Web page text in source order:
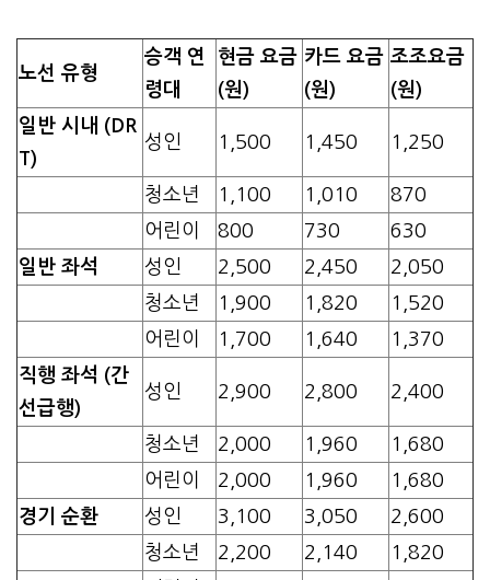
노선 유형
승객 연
령대
현금 요금
(원)
카드 요금
(원)
조조요금
(원)
일반 시내 (DR
T)
성인 1,500 1,450 1,250
청소년 1,100 1,010
870
어린이
800 730
630
일반 좌석
성인 2,500 2,450
2,050
청소년
1,900 1,820
1,520
어린이
1,700 1,640
1,370
직행 좌석 (간
선급행)
성인 2,900 2,800 2,400
청소년 2,000 1,960
1,680
어린이
2,000 1,960
1,680
경기 순환
성인 3,100 3,050
2,600
청소년
2,200 2,140
1,820